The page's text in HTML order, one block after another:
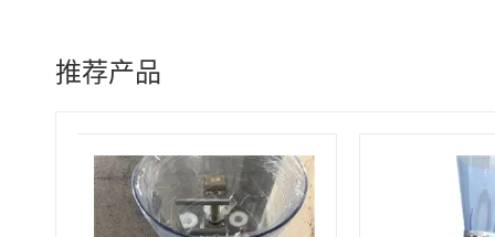
推荐产品